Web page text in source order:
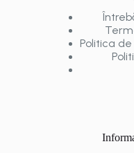
Politica